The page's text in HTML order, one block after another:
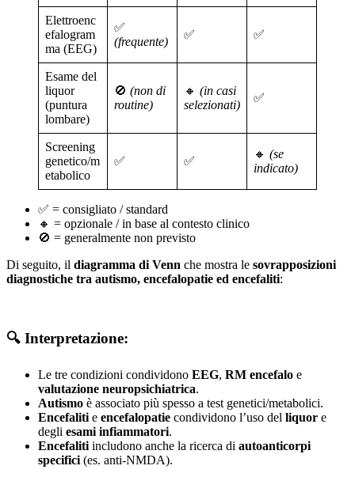
Elettroenc
efalogram
ma (EEG)
✅
(frequente)
✅ ✅
Esame del
liquor
(puntura
lombare)
🚫 (non di
routine)
🔸 (in casi
selezionati)
✅
Screening
genetico/m
etabolico
✅ ✅
🔸 (se
indicato)
✅ = consigliato / standard
🔸 = opzionale / in base al contesto clinico
🚫 = generalmente non previsto
Di seguito, il diagramma di Venn che mostra le sovrapposizioni
diagnostiche tra autismo, encefalopatie ed encefaliti:
🔍 Interpretazione:
Le tre condizioni condividono EEG, RM encefalo e
valutazione neuropsichiatrica.
Autismo è associato più spesso a test genetici/metabolici.
Encefaliti e encefalopatie condividono l’uso del liquor e
degli esami infiammatori.
Encefaliti includono anche la ricerca di autoanticorpi
specifici (es. anti-NMDA).